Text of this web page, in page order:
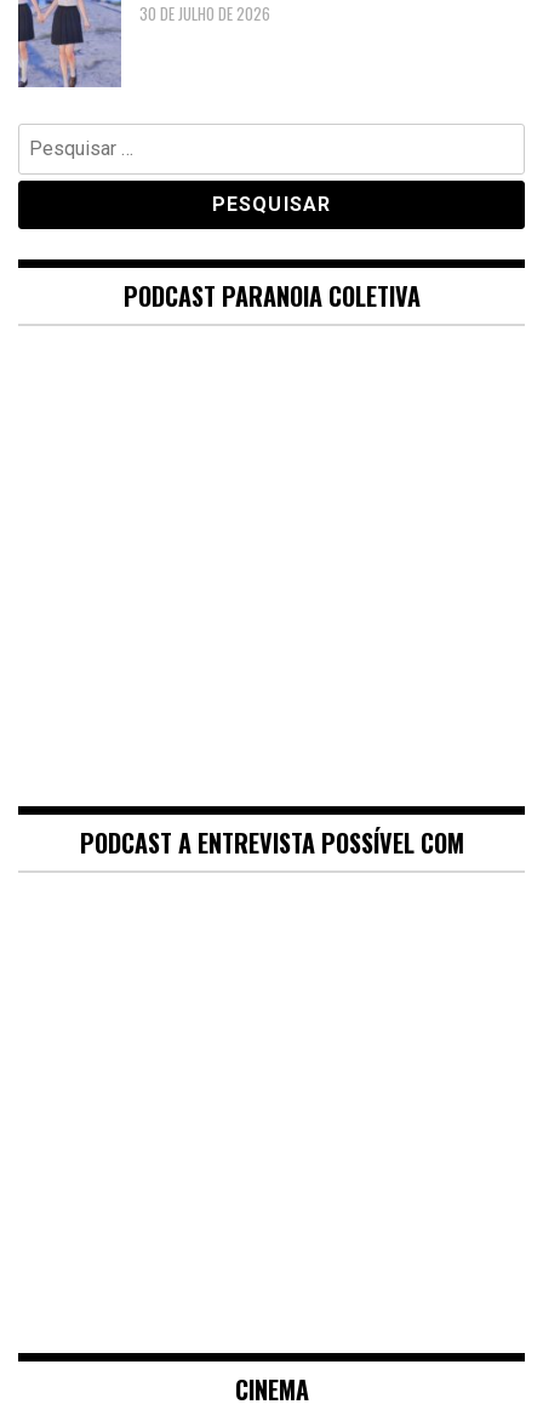
30 DE JULHO DE 2026
Pesquisar
por:
PODCAST PARANOIA COLETIVA
PODCAST A ENTREVISTA POSSÍVEL COM
CINEMA